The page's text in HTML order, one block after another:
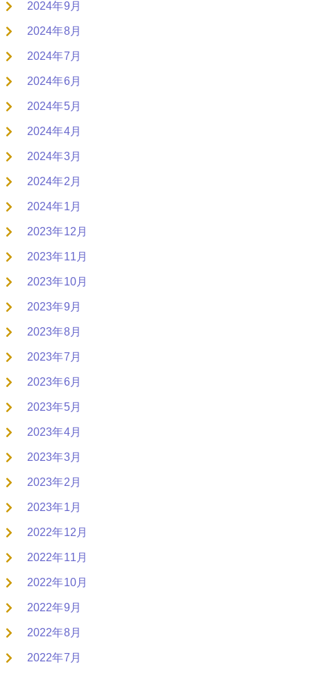
2024年9月
2024年8月
2024年7月
2024年6月
2024年5月
2024年4月
2024年3月
2024年2月
2024年1月
2023年12月
2023年11月
2023年10月
2023年9月
2023年8月
2023年7月
2023年6月
2023年5月
2023年4月
2023年3月
2023年2月
2023年1月
2022年12月
2022年11月
2022年10月
2022年9月
2022年8月
2022年7月